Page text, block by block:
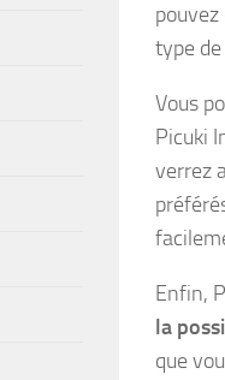
type
Vous
Picuki
verrez
Enfin,
la
que